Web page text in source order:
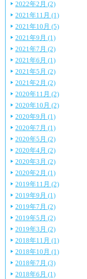
2022年2月 (2)
2021年11月 (1)
2021年10月 (5)
2021年9月 (1)
2021年7月 (2)
2021年6月 (1)
2021年5月 (2)
2021年2月 (2)
2020年11月 (2)
2020年10月 (2)
2020年9月 (1)
2020年7月 (1)
2020年5月 (2)
2020年4月 (2)
2020年3月 (2)
2020年2月 (1)
2019年11月 (2)
2019年9月 (1)
2019年7月 (2)
2019年5月 (2)
2019年3月 (2)
2018年11月 (1)
2018年10月 (1)
2018年7月 (3)
2018年6月 (1)